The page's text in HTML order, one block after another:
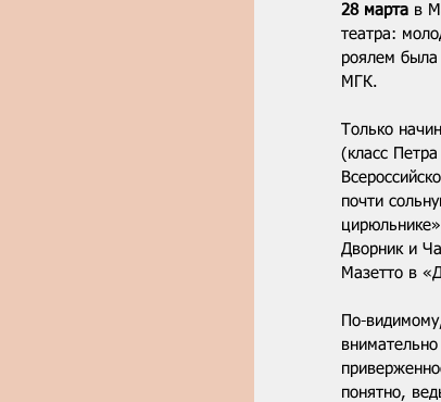
28 марта в
театра:
роялем была
МГК.
Только
(класс
почти
Дворник и
Мазетто в
По-
понятно,